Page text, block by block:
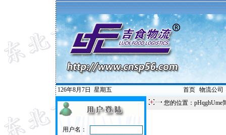
126年8月7日 星期五 首页| 物流公司
用户名：
您的位置：pHqghUme